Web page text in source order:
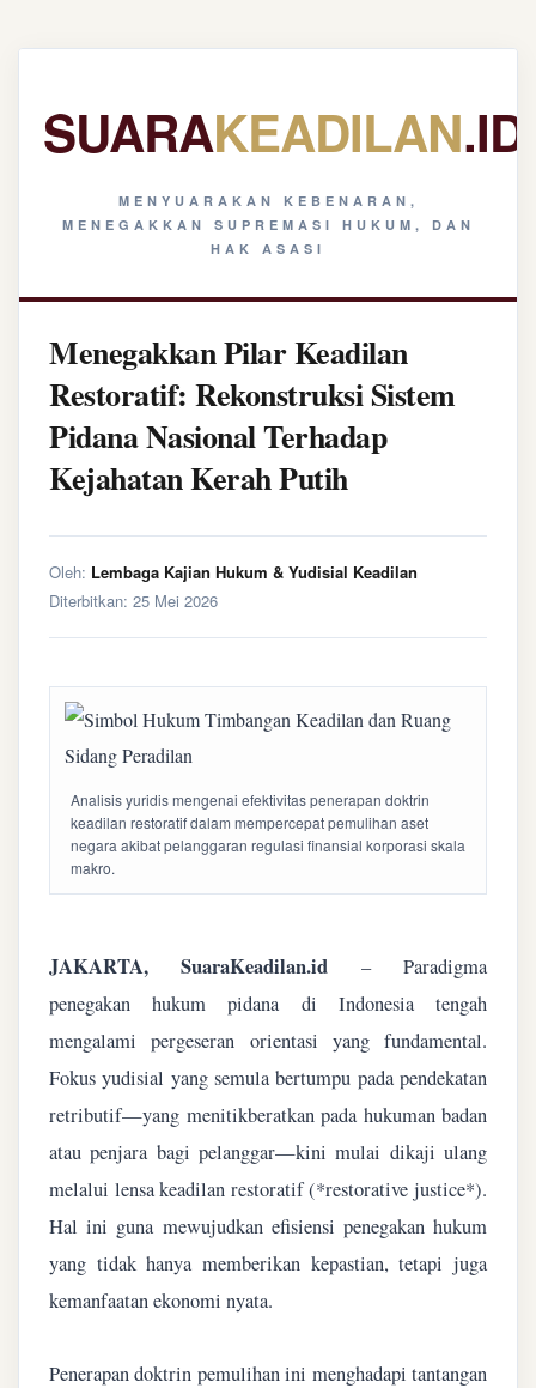
SUARAKEADILAN.ID
MENYUARAKAN KEBENARAN,
MENEGAKKAN SUPREMASI HUKUM, DAN
HAK ASASI
Menegakkan Pilar Keadilan
Restoratif: Rekonstruksi Sistem
Pidana Nasional Terhadap
Kejahatan Kerah Putih
Oleh: Lembaga Kajian Hukum & Yudisial Keadilan
Diterbitkan: 25 Mei 2026
Analisis yuridis mengenai efektivitas penerapan doktrin
keadilan restoratif dalam mempercepat pemulihan aset
negara akibat pelanggaran regulasi finansial korporasi skala
makro.
JAKARTA, SuaraKeadilan.id – Paradigma
penegakan hukum pidana di Indonesia tengah
mengalami pergeseran orientasi yang fundamental.
Fokus yudisial yang semula bertumpu pada pendekatan
retributif—yang menitikberatkan pada hukuman badan
atau penjara bagi pelanggar—kini mulai dikaji ulang
melalui lensa keadilan restoratif (*restorative justice*).
Hal ini guna mewujudkan efisiensi penegakan hukum
yang tidak hanya memberikan kepastian, tetapi juga
kemanfaatan ekonomi nyata.
Penerapan doktrin pemulihan ini menghadapi tantangan